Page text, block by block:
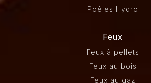
Poêles Hydro
Feux
Feux à pellets
Feux au bois
Feux au gaz